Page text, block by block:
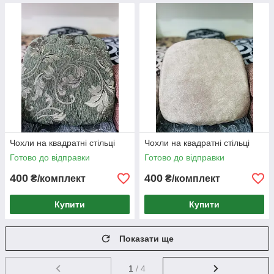
Чохли на квадратні стільці
Готово до відправки
400 ₴/комплект
Купити
Чохли на квадратні стільці
Готово до відправки
400 ₴/комплект
Купити
Показати ще
1 / 4